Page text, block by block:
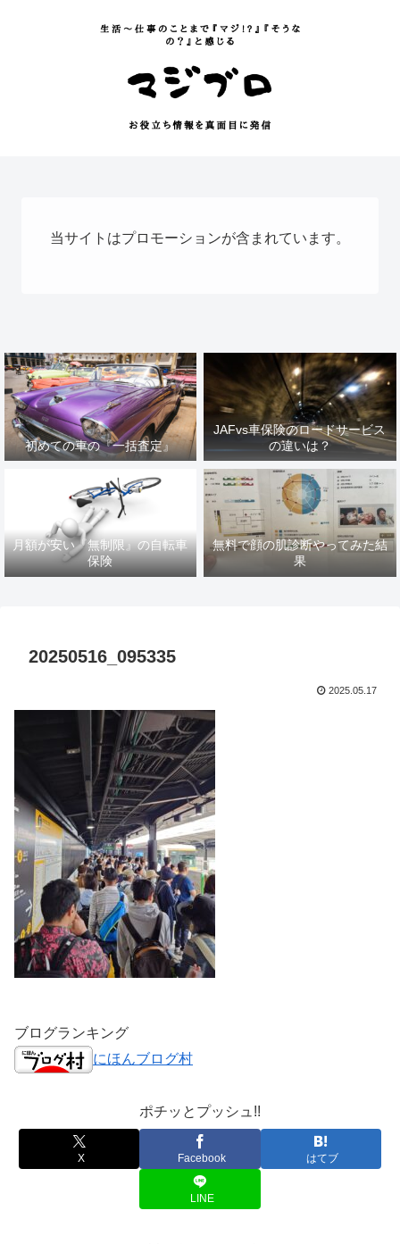
当サイトはプロモーションが含まれています。
初めての車の『一括査定』
JAFvs車保険のロードサービス
の違いは？
月額が安い『無制限』の自転車
保険
無料で顔の肌診断やってみた結
果
20250516_095335
2025.05.17
ブログランキング
にほんブログ村
ポチッとプッシュ!!
X Facebook はてブ
LINE